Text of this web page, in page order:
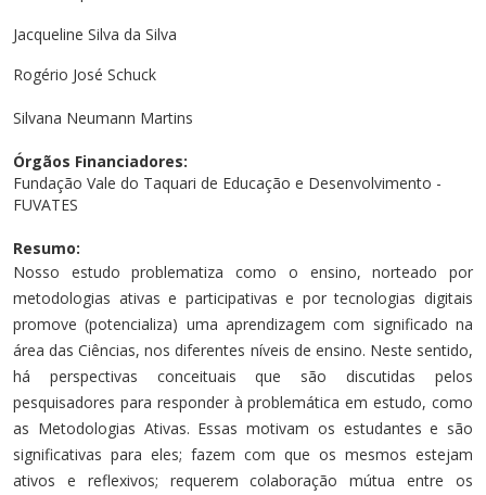
Cursos de Idiomas
Residências Médicas
Diplomados
Trabalhe Conosco
Univates & Você - Comunidade
Orquestra Gustavo Adolfo Univates
Jacqueline Silva da Silva
Rogério José Schuck
Silvana Neumann Martins
Órgãos Financiadores:
Fundação Vale do Taquari de Educação e Desenvolvimento -
FUVATES
Resumo:
Nosso estudo problematiza como o ensino, norteado por
metodologias ativas e participativas e por tecnologias digitais
promove (potencializa) uma aprendizagem com significado na
área das Ciências, nos diferentes níveis de ensino. Neste sentido,
há perspectivas conceituais que são discutidas pelos
pesquisadores para responder à problemática em estudo, como
as Metodologias Ativas. Essas motivam os estudantes e são
significativas para eles; fazem com que os mesmos estejam
ativos e reflexivos; requerem colaboração mútua entre os